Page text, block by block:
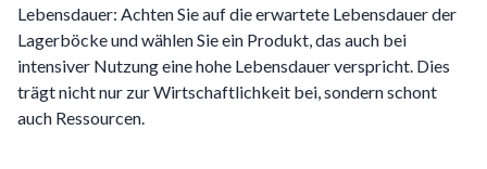
Lebensdauer: Achten Sie auf die erwartete Lebensdauer der
Lagerböcke und wählen Sie ein Produkt, das auch bei
intensiver Nutzung eine hohe Lebensdauer verspricht. Dies
trägt nicht nur zur Wirtschaftlichkeit bei, sondern schont
auch Ressourcen.